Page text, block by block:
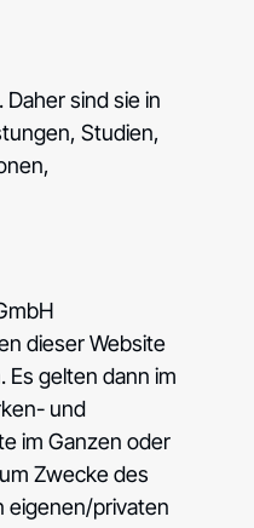
sind sie in
Studien,
dieser Website
gelten dann im
und
im Ganzen oder
Zwecke des
eigenen/privaten